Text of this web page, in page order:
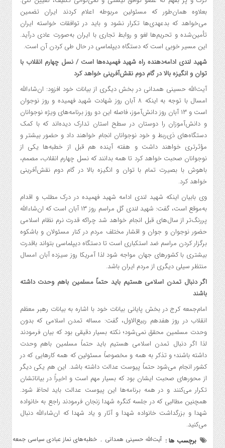
بعلاوه همان‌طور که مسئولین مربوطه اعلام کردند ایران تضمین
می‌خواهد که بدعهدی‌ها تکرار نشود و باید در توافقات خواسته ایران
تأمین‌شده و تحریم‌ها لغو و روابط تجاری با ایران به‌صورت عادی درآید.
این مسیر خوبی است که دستگاه دیپلماسی در حال طی کردن آن است.
شهید لندی ادامه‌دهنده راه شهید فهمیده‌ها است / نسل چهارم انقلاب با
توان و انگیزه بالا در گام دوم نقش‌آفرینی خواهد کرد
آیت‌الله حسینی همدانی در بخش دیگری از بیانات خود افزود: ان‌شاءالله
امسال با توجه به اینکه ۸ آبان روز شهادت شهید فهمیده و روز نوجوان
است و ۱۳ آبان روز دانش‌آموز، فاصله این دو روز برنامه‌های ویژه نوجوانان
و دانش‌آموزان را دوستان در سطح استان تدارک دیده‌اند که با کمک
دستگاه‌های ذی‌ربط و خود نوجوانان انجام خواهند داد و حضور بیشتر و
مؤثرتری خواهند داشت و هفته آینده هم قبل از خطبه‌ها یکی از
نوجوانان صحبت خواهد کرد تا همه بدانند که نسل چهارم انقلاب، مصمم،
باهوش با بصیرت تمام با توان و انگیزه بالا در گام دوم نقش‌آفرینی
خواهد کرد.
وی بابیان اینکه شهید لندی ادامه شهید فهمیده در درک مطلب و اقدام
به‌موقع است، گفت: شهید لندی گل مراسم روز ۱۳ آبان است که ان‌شاءالله
پررنگ‌تر از سال‌های قبل انجام خواهد شد چراکه قدرت نرم نظام اسلامی
حضور نوجوان و جوان و اقشار مختلف مردم در کنار مسئولان و باشکوه
برگزار کردن مراسم ضد استکباری است تا دستگاه دیپلماسی بتواند باقدرت
بیشتری با کشورهای جهان مواجه شود لذا آمریکا روز سیزده آبان امسال
منتظر سیلی دیگری از مردم ایران باشد.
اگر دنبال تمدن اسلامی هستیم باید حتماً مسلمین باهم وحدت داشته
باشند
امام‌جمعه کرج در بخش پایانی بیانات خود با اشاره به بیانات رهبر معظم
انقلاب در روز هفدهم ربیع‌الاول، گفت: مساله تمدن اسلامی که بدون
وحدت مسلمین محقق نمی‌شود؛ نکته بسیار دقیقی بود که بیان فرمودند
لذا اگر دنبال تمدن اسلامی هستیم باید حتماً مسلمین باهم وحدت
داشته باشند؛ و تذکر به همه و مخصوصاً مسئولین که همه کارهایی که در
کشور انجام می‌شود حتماً پیوست عدالت داشته باشد. این هم یکی دیگر
از محورهای صحبت ایشان بود که بسیار مهم است و اخیراً در بیاناتشان
تکرار می‌کنند و در همه برنامه‌ها این پیوست عدالت باید لحاظ شود.
همچنین مطالبی که در جلسه کنگره شهدا زنجان فرمودند راجع به خانواده
شهدا و بزرگداشت خانواده شهدا و آثار و یاد شهدا که ان‌شاءالله دنبال
می‌کنید.
برچسب ها : آیت‌الله حسینی همدانی , خطبه‌های نماز عبادی سیاسی جمعه